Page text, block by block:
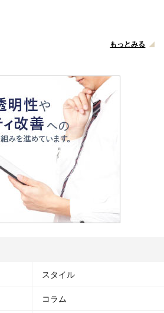
もっとみる
スタイル
コラム